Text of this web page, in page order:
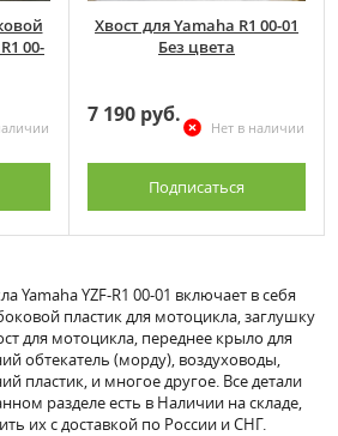
00-
Хвост для Yamaha R1 00-01
Без цвета
7 190 руб.
Нет в наличии
Подписаться
Yamaha YZF-R1 00-01 включает в себя
пластик для мотоцикла, заглушку
для мотоцикла, переднее крыло для
обтекатель (морду), воздуховоды,
пластик, и многое другое. Все детали
разделе есть в Наличии на складе,
их с доставкой по России и СНГ.